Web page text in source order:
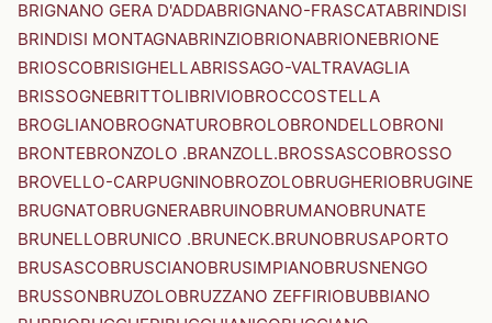
BRIGNANO GERA D'ADDABRIGNANO-FRASCATABRINDISI
BRINDISI MONTAGNABRINZIOBRIONABRIONEBRIONE
BRIOSCOBRISIGHELLABRISSAGO-VALTRAVAGLIA
BRISSOGNEBRITTOLIBRIVIOBROCCOSTELLA
BROGLIANOBROGNATUROBROLOBRONDELLOBRONI
BRONTEBRONZOLO .BRANZOLL.BROSSASCOBROSSO
BROVELLO-CARPUGNINOBROZOLOBRUGHERIOBRUGINE
BRUGNATOBRUGNERABRUINOBRUMANOBRUNATE
BRUNELLOBRUNICO .BRUNECK.BRUNOBRUSAPORTO
BRUSASCOBRUSCIANOBRUSIMPIANOBRUSNENGO
BRUSSONBRUZOLOBRUZZANO ZEFFIRIOBUBBIANO